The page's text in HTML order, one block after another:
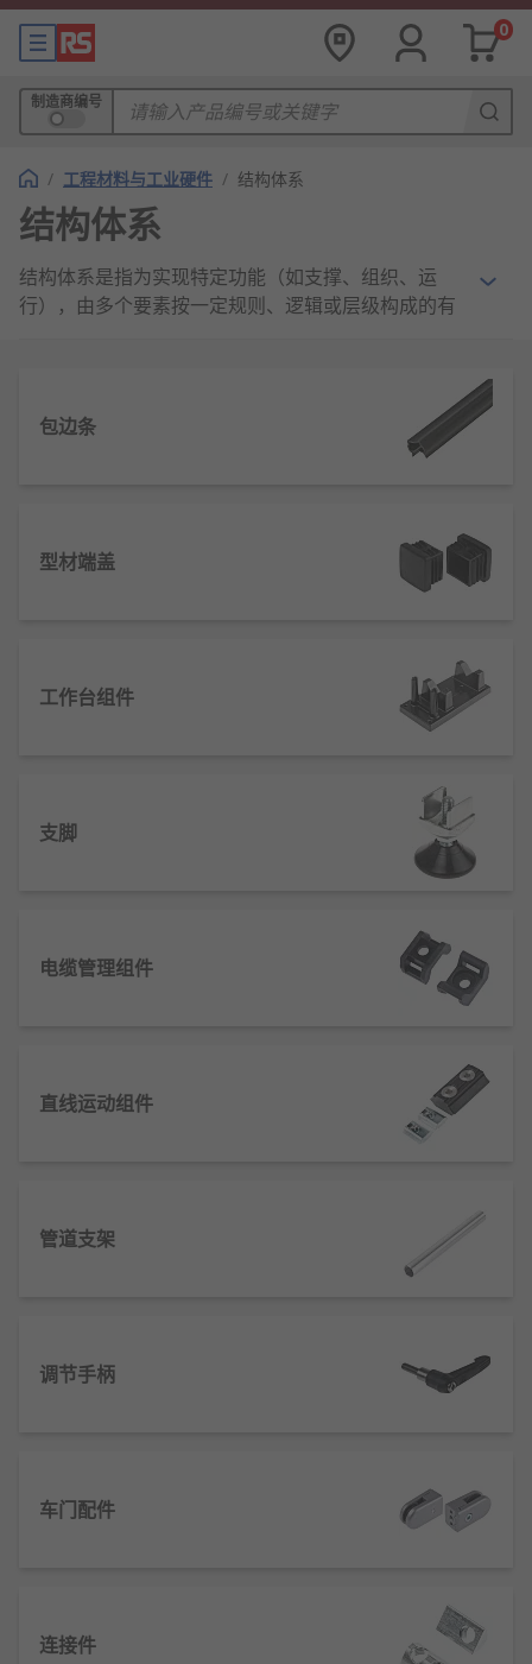
0
制造商编号
/ 工程材料与工业硬件 / 结构体系
结构体系
结构体系是指为实现特定功能（如支撑、组织、运
行），由多个要素按一定规则、逻辑或层级构成的有
流程），关联是要素间的连接方式（如力学传递关
系、权责从属关系），目标则决定体系的设计方向
依赖要素间的合理配比与连接强度，层次性体现为不
同级别要素的分工协作，功能性则通过整体联动实现
门分工实现战略落地，其设计是否科学，直接影响整
体的效率、安全与可持续性。
通过各组成要素的力学/逻辑分工，将外部作用
（如荷载、任务指令）分散传递至各单元，避
理流程），建立力或信息的传递路径，确保作
用高效传导。
通过层级化设计（如企业的总部-部门-岗位），
将复杂目标拆解为单元任务，按层级落实，降
权限管控），限制要素的异常位移或越权操
作，维持体系秩序。
通过核心要素（如建筑核心筒、企业核心部
馈）实时调整要素状态，优化传递效率，应对
整体性：各要素无法单独实现体系功能，需通
包边条
型材端盖
工作台组件
支脚
电缆管理组件
直线运动组件
管道支架
调节手柄
车门配件
连接件